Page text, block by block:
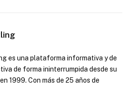
es una plataforma informativa y de
de forma ininterrumpida desde su
1999. Con más de 25 años de